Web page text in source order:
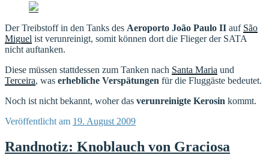
Der Treibstoff in den Tanks des Aeroporto João Paulo II auf São
Miguel ist verunreinigt, somit können dort die Flieger der SATA
nicht auftanken.
Diese müssen stattdessen zum Tanken nach Santa Maria und
Terceira, was erhebliche Verspätungen für die Fluggäste bedeutet.
Noch ist nicht bekannt, woher das verunreinigte Kerosin kommt.
Veröffentlicht am 19. August 2009
Randnotiz: Knoblauch von Graciosa